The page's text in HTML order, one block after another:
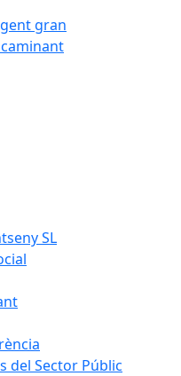
gran
SL
del Sector Públic